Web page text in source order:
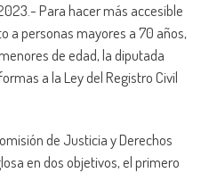
Para hacer más accesible
a personas mayores a 70 años,
de edad, la diputada
a la Ley del Registro Civil
de Justicia y Derechos
en dos objetivos, el primero